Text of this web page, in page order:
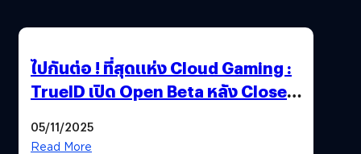
ไปกันต่อ ! ที่สุดแห่ง Cloud Gaming :
TrueID เปิด Open Beta หลัง Close
Thailand Game Show 2025 ทะลุ 15
05/11/2025
Read More